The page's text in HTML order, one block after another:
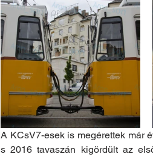
A KCsV7-esek is megérettek már
s 2016 tavaszán kigördült az